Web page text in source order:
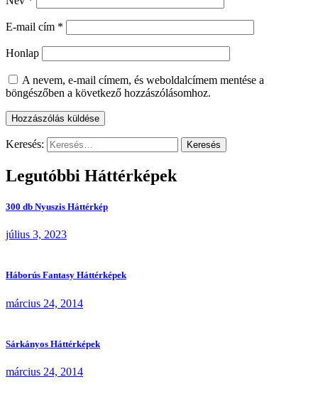
E-mail cím *
Honlap
A nevem, e-mail címem, és weboldalcímem mentése a
böngészőben a következő hozzászólásomhoz.
Keresés:
Legutóbbi Háttérképek
300 db Nyuszis Háttérkép
július 3, 2023
Háborús Fantasy Háttérképek
március 24, 2014
Sárkányos Háttérképek
március 24, 2014